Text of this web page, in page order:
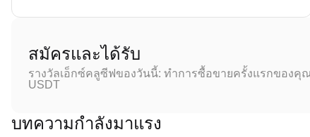
สมัครและได้รับ
รางวัลเอ็กซ์คลูซีฟของวันนี้: ทำการซื้อขายครั้งแรกของคุ
USDT
บทความกำลังมาแรง